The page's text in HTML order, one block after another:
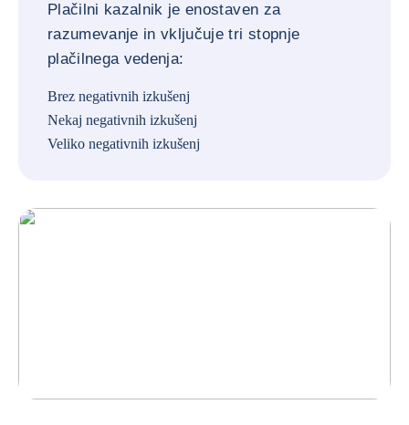
Plačilni kazalnik je enostaven za
razumevanje in vključuje tri stopnje
plačilnega vedenja:
Brez negativnih izkušenj
Nekaj negativnih izkušenj
Veliko negativnih izkušenj